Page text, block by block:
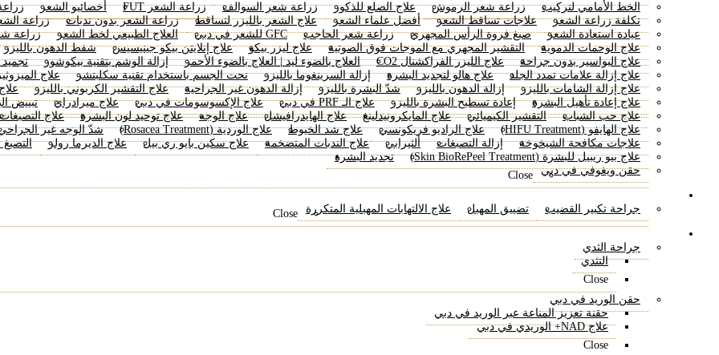
الخط الأمامي لتركيب
زراعة شعر الرموش علاج الصلع للذكور زراعة شعر السوالف زراعة الشعر FUT أخصائيو الشعر
تكلفة زراعة الشعر
علاجات تساقط الشعر أفضل علماء الشعر علاج الشعر بالليزر لتساقط زراعة الشعر بدون ندبات
زراعة
عيادة استعادة الشعر
صبغ فروة الرأس المجهري زراعة شعر الحاجب GFC للشعر في دبي العلاج الطبيعي لخط الشعر
زراعة
علاج الوحمات الدموية
التقشير المجهري مع الموجات فوق الصوتية علاج ليزر بيكو علاج إنلايتن بيكو جينيسيس
شفط الدهون بالليزر
علاج البواسير بدون جراحة
علاج الليزر الفراكشنال CO2 العلاج بالضوء ليد | العلاج بالضوء الأحمر إزالة الوشم بتقنية بيكوشور
تجميد
علاج إزالة علامات تمدد الجلد
علاج هالو لتجديد البشرة إزالة السرينغوما بالليزر نحت الجسم باستخدام تقنية سكلبتشر
علاج
علاج إزالة الشامات بالليزر
إزالة الدهون بالليزر شدّ البشرة بالليزر إزالة الدهون غير الجراحية علاج التقشير الكربوني بالليزر
علاج إعادة تأهيل البشرة
إعادة تسطيح البشرة بالليزر علاج الـ PRF في دبي علاج الإكسوسومات في دبي علاج ميرادراي
تبييض
علاج حب الشباب
التقشير الكيميائي علاج المايكرونيدلينغ علاج الهايدرافيشل علاج الوجه علاج توحيد لون البشرة
علاج التصبغات
علاج الهايفو (HIFU Treatment)
علاج الراديو فريكونسي علاج شد الخيوط علاج الوردية (Rosacea Treatment)
شدّ الوجه غير
علاجات مكافحة الشيخوخة
إزالة التصبغات ألثيرابي علاج الندبات المتضخمة علاج سكين بايو ري بيل علاج الديرما رولر
علاج بيو ريبيل للبشرة (Skin BioRePeel Treatment)
تجديد البشرة
فقدان الوزن
حقن ويغوفي في دبي
Close
جراحة تكبير القضيب
تضييق المهبل علاج الالتهابات المهبلية المتكررة
Close
جراحة الثدي
التثدي
Close
حقن الوريد في دبي
حقنة تعزيز المناعة عبر الوريد في دبي
علاج NAD+ الوريدي في دبي
Close